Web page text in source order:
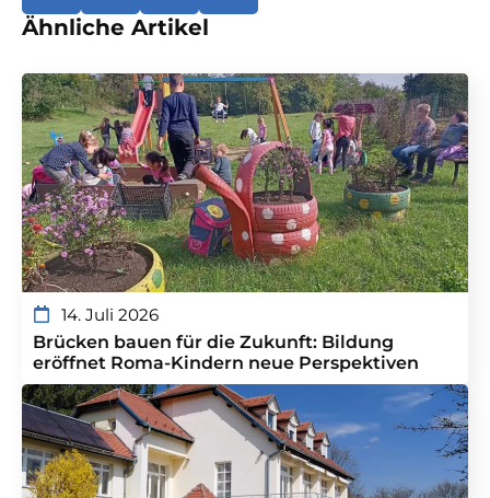
Ähnliche Artikel
14. Juli 2026
Brücken bauen für die Zukunft: Bildung
eröffnet Roma-Kindern neue Perspektiven